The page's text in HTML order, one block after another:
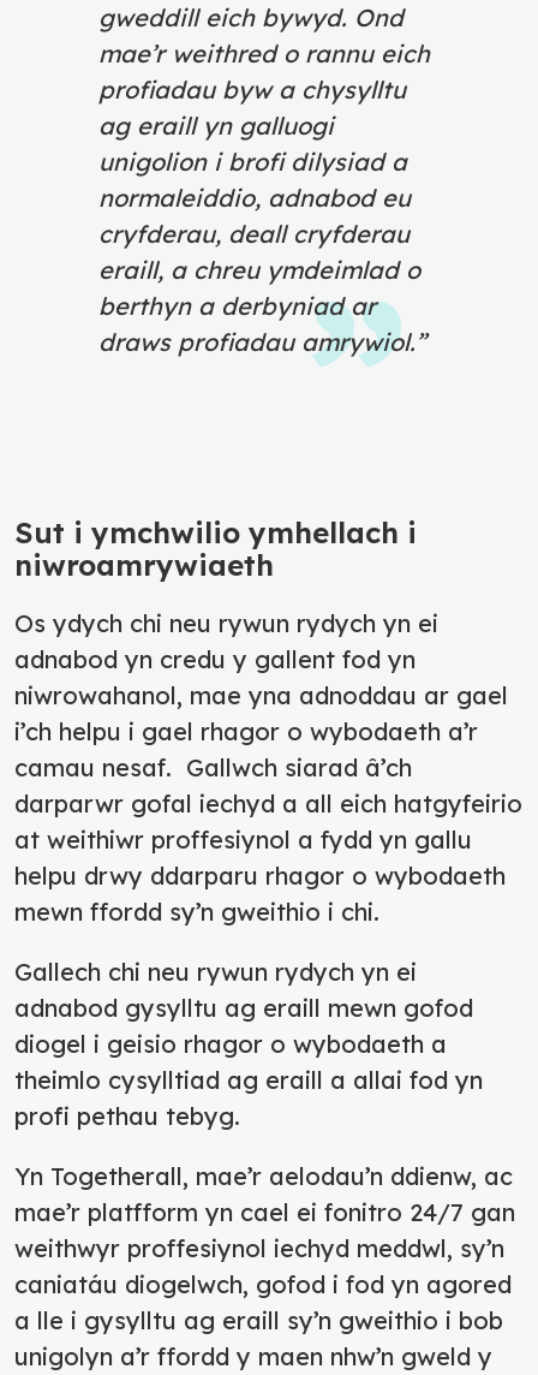
gweddill eich bywyd. Ond
mae’r weithred o rannu eich
profiadau byw a chysylltu
ag eraill yn galluogi
unigolion i brofi dilysiad a
normaleiddio, adnabod eu
cryfderau, deall cryfderau
eraill, a chreu ymdeimlad o
berthyn a derbyniad ar
draws profiadau amrywiol.”
Sut i ymchwilio ymhellach i
niwroamrywiaeth
Os ydych chi neu rywun rydych yn ei
adnabod yn credu y gallent fod yn
niwrowahanol, mae yna adnoddau ar gael
i’ch helpu i gael rhagor o wybodaeth a’r
camau nesaf. Gallwch siarad â’ch
darparwr gofal iechyd a all eich hatgyfeirio
at weithiwr proffesiynol a fydd yn gallu
helpu drwy ddarparu rhagor o wybodaeth
mewn ffordd sy’n gweithio i chi.
Gallech chi neu rywun rydych yn ei
adnabod gysylltu ag eraill mewn gofod
diogel i geisio rhagor o wybodaeth a
theimlo cysylltiad ag eraill a allai fod yn
profi pethau tebyg.
Yn Togetherall, mae’r aelodau’n ddienw, ac
mae’r platfform yn cael ei fonitro 24/7 gan
weithwyr proffesiynol iechyd meddwl, sy’n
caniatáu diogelwch, gofod i fod yn agored
a lle i gysylltu ag eraill sy’n gweithio i bob
unigolyn a’r ffordd y maen nhw’n gweld y